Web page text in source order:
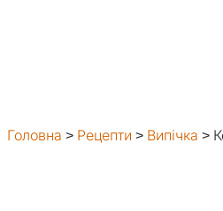
Головна > Рецепти > Випічка >